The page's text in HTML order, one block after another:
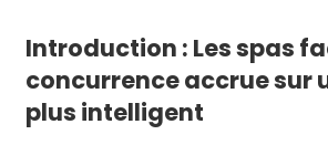
Introduction : Les spas
concurrence accrue sur
plus intelligent